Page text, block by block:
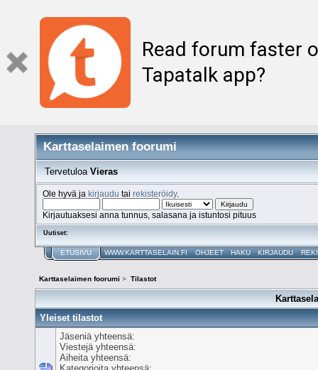
Read forum faster
Tapatalk app?
Karttaselaimen foorumi
Tervetuloa Vieras
Ole hyvä jakirjaudu tairekisteröidy.
Kirjautuaksesi anna tunnus, salasana ja istuntosi pituus
Uutiset:
ETUSIVU WWW.KARTTASELAIN.FI OHJEET HAKU KIRJAUDU
Karttaselaimen foorumi > Tilastot
Yleiset tilastot
Jäseniä yhteensä:
Viestejä yhteensä:
Aiheita yhteensä: